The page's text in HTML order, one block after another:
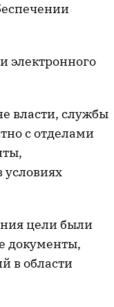
электронного
власти, службы
с отделами
цели были
документы,
в области